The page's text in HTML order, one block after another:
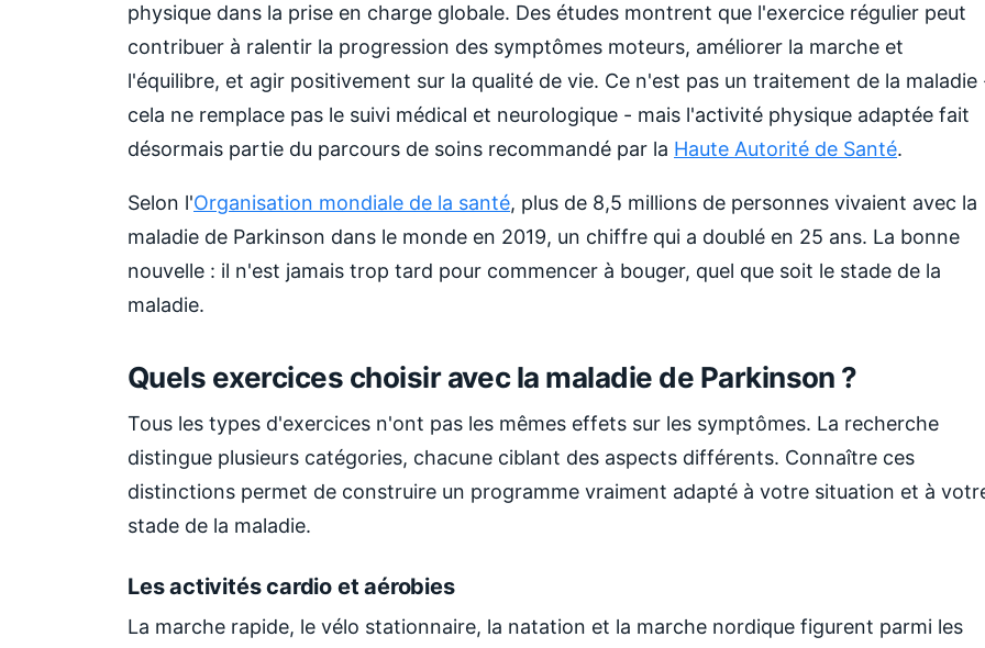
physique dans la prise en charge globale. Des études montrent que l'exercice régulier peut
contribuer à ralentir la progression des symptômes moteurs, améliorer la marche et
l'équilibre, et agir positivement sur la qualité de vie. Ce n'est pas un traitement de la maladie
cela ne remplace pas le suivi médical et neurologique - mais l'activité physique adaptée fait
désormais partie du parcours de soins recommandé par la Haute Autorité de Santé.
Selon l'Organisation mondiale de la santé, plus de 8,5 millions de personnes vivaient avec la
maladie de Parkinson dans le monde en 2019, un chiffre qui a doublé en 25 ans. La bonne
nouvelle : il n'est jamais trop tard pour commencer à bouger, quel que soit le stade de la
maladie.
Quels exercices choisir avec la maladie de Parkinson ?
Tous les types d'exercices n'ont pas les mêmes effets sur les symptômes. La recherche
distingue plusieurs catégories, chacune ciblant des aspects différents. Connaître ces
distinctions permet de construire un programme vraiment adapté à votre situation et à
stade de la maladie.
Les activités cardio et aérobies
La marche rapide, le vélo stationnaire, la natation et la marche nordique figurent parmi les